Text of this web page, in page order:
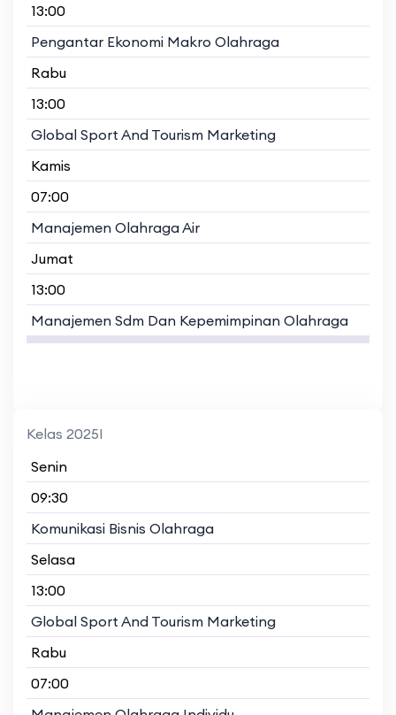
13:00
Pengantar Ekonomi Makro Olahraga
Rabu
13:00
Global Sport And Tourism Marketing
Kamis
07:00
Manajemen Olahraga Air
Jumat
13:00
Manajemen Sdm Dan Kepemimpinan Olahraga
Kelas 2025I
Senin
09:30
Komunikasi Bisnis Olahraga
Selasa
13:00
Global Sport And Tourism Marketing
Rabu
07:00